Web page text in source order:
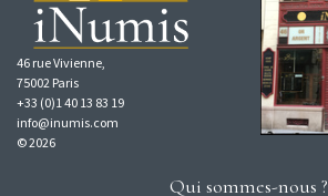
46 rue Vivienne,
75002 Paris
+33 (0)1 40 13 83 19
info@inumis.com
© 2026
Qui sommes-nous ?